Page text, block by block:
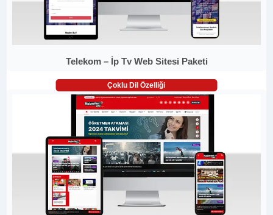
Telekom – İp Tv Web Sitesi Paketi
Çoklu Dil Özelliği